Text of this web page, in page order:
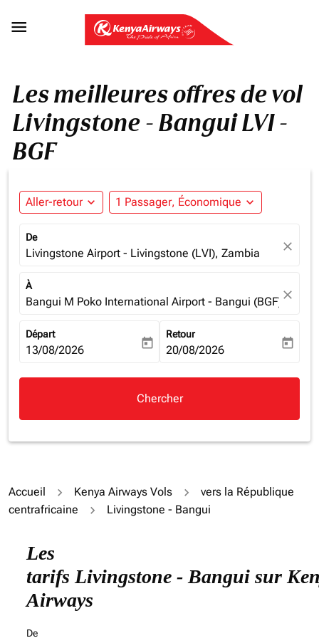

Les meilleures offres de vol
Livingstone - Bangui LVI -
BGF
Aller-retour expand_more 1 Passager, Économique expand_more
De
Livingstone Airport - Livingstone (LVI), Zambia close
À
Bangui M Poko International Airport - Bangui (BGF),close
Départ
fc-booking-departure-date-aria-label
13/08/2026 today
Retour
fc-booking-return-date-aria-
20/08/2026 today
Chercher
Accueil Kenya Airways Vols
vers la République
centrafricaine
Livingstone - Bangui
Les
tarifs Livingstone - Bangui sur
Airways
De
Essayez de mettre à jour votre itinéraire (origine et/